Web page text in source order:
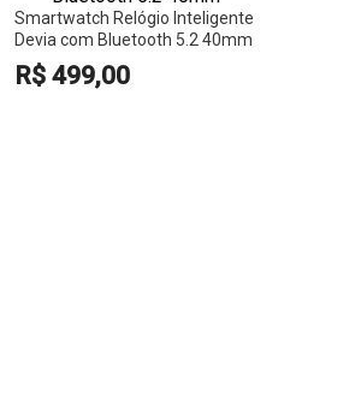
Smartwatch Relógio Inteligente
Devia com Bluetooth 5.2 40mm
R$ 499,00